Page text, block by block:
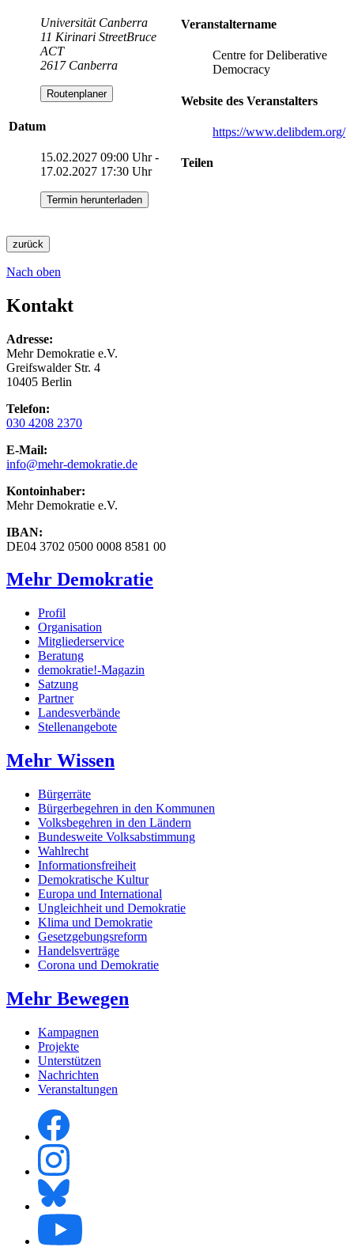
Universität Canberra
11 Kirinari StreetBruce
ACT
2617 Canberra
Routenplaner
Datum
15.02.2027 09:00 Uhr -
17.02.2027 17:30 Uhr
Termin herunterladen
Veranstaltername
Centre for Deliberative
Democracy
Website des Veranstalters
https://www.delibdem.org/
Teilen
zurück
Nach oben
Kontakt
Adresse:
Mehr Demokratie e.V.
Greifswalder Str. 4
10405 Berlin
Telefon:
030 4208 2370
E-Mail:
info@mehr-demokratie.de
Kontoinhaber:
Mehr Demokratie e.V.
IBAN:
DE04 3702 0500 0008 8581 00
Mehr Demokratie
Profil
Organisation
Mitgliederservice
Beratung
demokratie!-Magazin
Satzung
Partner
Landesverbände
Stellenangebote
Mehr Wissen
Bürgerräte
Bürgerbegehren in den Kommunen
Volksbegehren in den Ländern
Bundesweite Volksabstimmung
Wahlrecht
Informationsfreiheit
Demokratische Kultur
Europa und International
Ungleichheit und Demokratie
Klima und Demokratie
Gesetzgebungsreform
Handelsverträge
Corona und Demokratie
Mehr Bewegen
Kampagnen
Projekte
Unterstützen
Nachrichten
Veranstaltungen